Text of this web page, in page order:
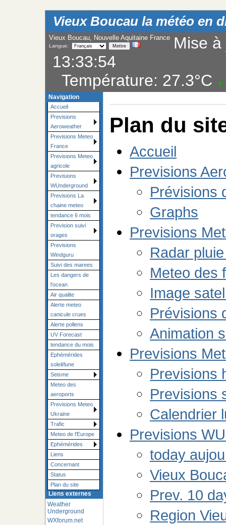
Vieux Boucau la météo en
Vieux Boucau, Nouvelle Aquitaine France
Langue:
Mise à
13:33:54
Température: 27.3°C
Navigation
Accueil
Previsions
Aeroweather
Previsions Meteo
France
Previsions Meteo
agricole
Previsions
WUnderground
Previsions La
chaine meteo
tendance 6 mois
Prevision suivi
orages
Previsions
Windguru
Suivi des marees
Les dangers de
l'ocean
Air qualite
Alerte meteo
canicule crues
Alerte pollens
UV Forecast
tendance du mois
Ephémérides
soleil/lune
Seisme
Meteo des
aeroports
Previsions Meteo
Ukraine
Trafic
Meteo de l'Europe
Ephémérides
Liens
Concernant
Status
Plan du site
Liens externes
Weather
Underground
WXforum.net
Plan du
Accueil
Previsions
Prévisions
Graphs
Previsions
Radar
Meteo des
Image
Prévisions
Animation
Previsions
Previsions
Previsions
Calendrier
Previsions
today
Vieux
Prev. 10
Region